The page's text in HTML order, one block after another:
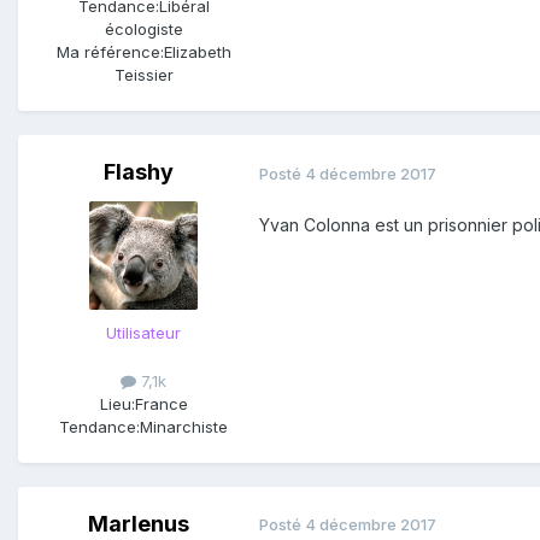
Tendance:Libéral
écologiste
Ma référence:Elizabeth
Teissier
Flashy
Utilisateur
7,1k
Lieu:France
Tendance:Minarchiste
Posté 4 décembre 2017
Yvan Colonna est un prisonnier
Marlenus Posté 4 décembre 2017